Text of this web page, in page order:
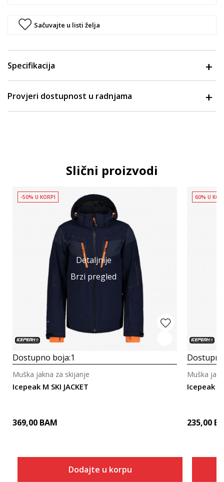
Sačuvajte u listi želja
Specifikacija
Provjeri dostupnost u radnjama
Slični proizvodi
Detaljnije
Brzi pregled
-50% U KORPI
Dostupno boja:1
Icepeak M SKI JACKET
Muška jakna za skijanje
369,00 BAM
Dodajte u korpu
60% U
Icepeak M
Muška
235,00